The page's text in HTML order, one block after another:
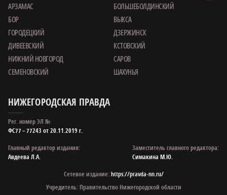
АРЗАМАС
БОЛЬШЕБОЛДИНСКИЙ
БОР
ВЫКСА
ГОРОДЕЦКИЙ
ДЗЕРЖИНСК
ДИВЕЕВСКИЙ
КСТОВСКИЙ
НИЖНИЙ НОВГОРОД
САРОВ
СЕМЕНОВСКИЙ
ШАХУНЬЯ
НИЖЕГОРОДСКАЯ ПРАВДА
Рег. номер ЭЛ №
ФС77 – 77243 от 20.11.2019 г.
Главный редактор издания:
Авдеева Л.А.
Заместитель главного редактора:
Симакина М.Ю.
Сетевое издание:https://pravda-nn.ru/
Учредитель: Правительство Нижегородской области